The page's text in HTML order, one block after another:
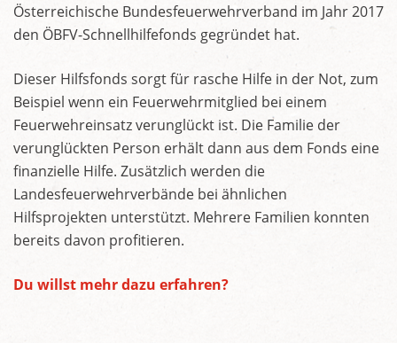
Österreichische Bundesfeuerwehrverband im Jahr 2017
den ÖBFV-Schnellhilfefonds gegründet hat.
Dieser Hilfsfonds sorgt für rasche Hilfe in der Not, zum
Beispiel wenn ein Feuerwehrmitglied bei einem
Feuerwehreinsatz verunglückt ist. Die Familie der
verunglückten Person erhält dann aus dem Fonds eine
finanzielle Hilfe. Zusätzlich werden die
Landesfeuerwehrverbände bei ähnlichen
Hilfsprojekten unterstützt. Mehrere Familien konnten
bereits davon profitieren.
Du willst mehr dazu erfahren?